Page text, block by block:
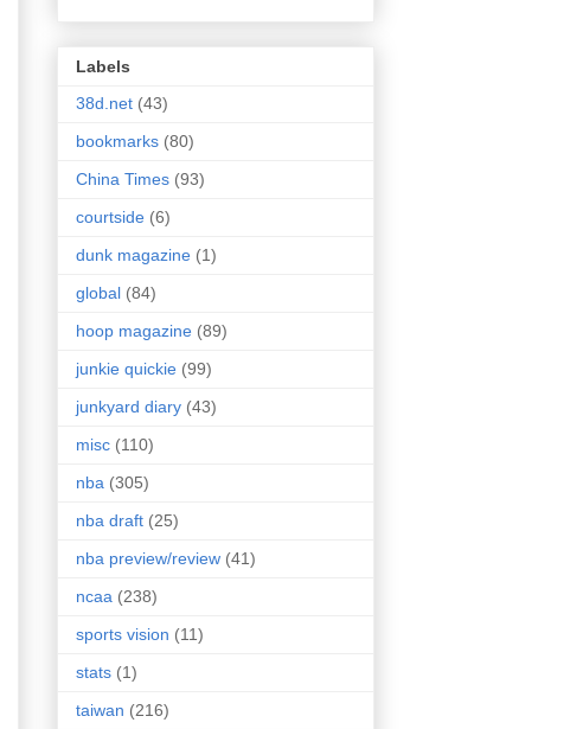
Labels
38d.net (43)
bookmarks (80)
China Times (93)
courtside (6)
dunk magazine (1)
global (84)
hoop magazine (89)
junkie quickie (99)
junkyard diary (43)
misc (110)
nba (305)
nba draft (25)
nba preview/review (41)
ncaa (238)
sports vision (11)
stats (1)
taiwan (216)